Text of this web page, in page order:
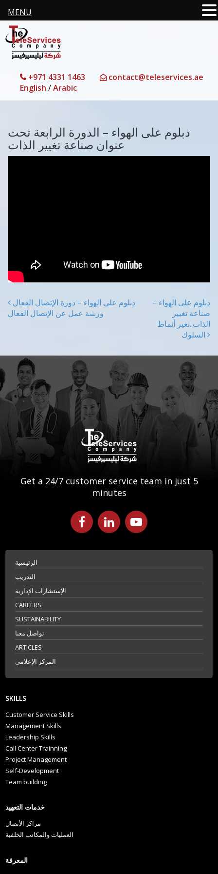
+971 4331 1463
contact@teleservices.ae
English /Arabic
دبلوم على الهواء – الدورة الرابعة تحت
عنوان صناعة تغيير الذات
Post navigation
ورشة عمل عن الإتصال الفعال
دبلوم على الهواء –
صناعة تغيير
الذات..تغير أنماط
Get a 24/7 customer service team in just 5
minutes
الرئيسية
التدريب
الإستشارات الإدارية
CAREERS
SUSTAINABILITY
تواصل معنا
ARTICLES
المركز الإعلامي
SKILLS
Customer Service Skills
Management Skills
Leadership Skills
Call Center Trainning
Project Management
Self-Development
Team building
خدمات التعهيد
مراكز الأتصال
العمليات والمكاتب الخلفية
المعرفة
MENU